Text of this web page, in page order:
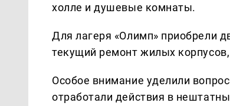
холле и душевые комнаты.
Для лагеря «Олимп» приобрели
текущий ремонт жилых
Особое внимание уделили
отработали действия в